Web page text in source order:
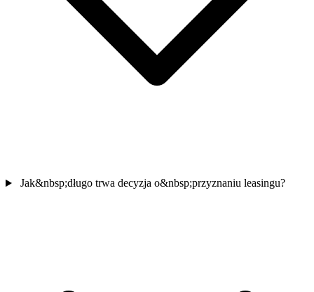
Jak&nbsp;długo trwa decyzja o&nbsp;przyznaniu leasingu?